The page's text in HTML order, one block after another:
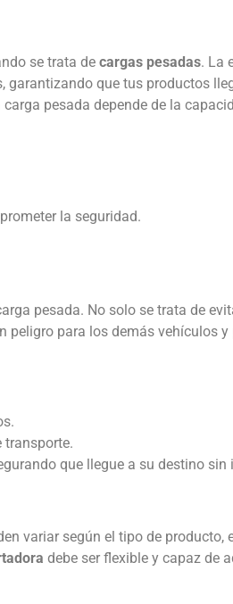
se trata de cargas pesadas. La
garantizando que tus productos
pesada depende de la
la seguridad.
pesada. No solo se trata de
peligro para los demás vehículos y
transporte.
que llegue a su destino sin
variar según el tipo de producto,
debe ser flexible y capaz de